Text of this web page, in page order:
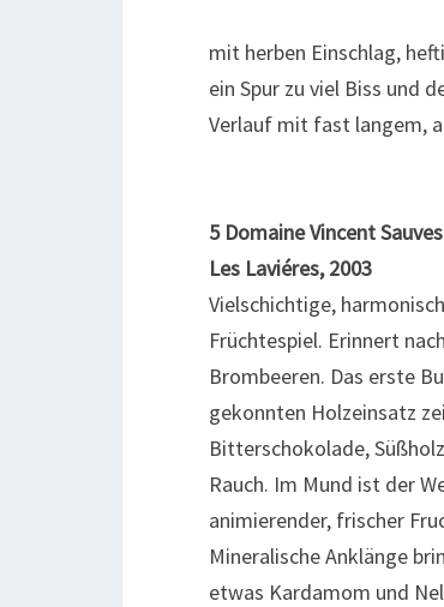
mit herben Einschlag,
ein Spur zu viel Biss und
Verlauf mit fast langem,
5 Domaine Vincent
Les Laviéres, 2003
Vielschichtige,
Früchtespiel. Erinnert
Brombeeren. Das erste
gekonnten Holzeinsatz
Bitterschokolade,
Rauch. Im Mund ist der
animierender, frischer
Mineralische Anklänge
etwas Kardamom und